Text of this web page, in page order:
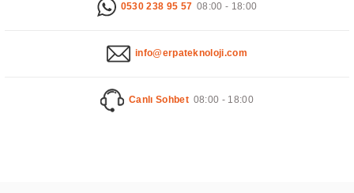
0530 238 95 57 08:00 - 18:00
info@erpateknoloji.com
Canlı Sohbet 08:00 - 18:00